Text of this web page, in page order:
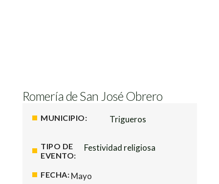
Romería de San José Obrero
MUNICIPIO: Trigueros
TIPO DE
EVENTO:
Festividad religiosa
FECHA: Mayo